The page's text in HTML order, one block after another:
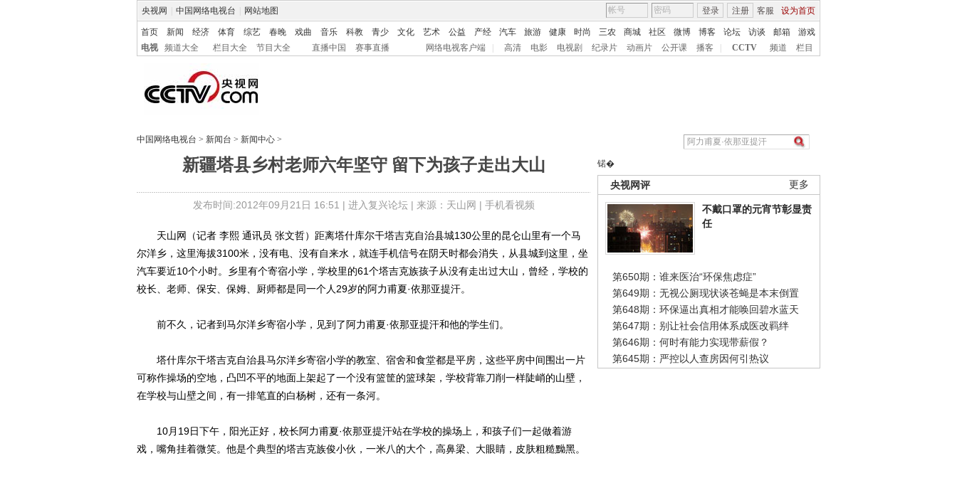
央视网 中国网络电视台 网站地图 客服 设为首页
登录 注册
首页 新闻 经济 体育 综艺 春晚 戏曲 音乐 科教 青少 文化 艺术 公益 产经 汽车 旅游 健康 时尚 三农 商城 社区 微博 博客 论坛 访谈 邮箱
游戏
电视
频道大全 栏目大全 节目大全 直播中国 赛事直播 网络电视客户端 高清 电影 电视剧 纪录片 动画片 公开课 播客 CCTV 频道 栏目
中国网络电视台 > 新闻台 > 新闻中心 >
新疆塔县乡村老师六年坚守 留下为孩子走出大山
发布时间:2012年09月21日 16:51 | 进入复兴论坛| 来源：天山网 | 手机看视频
锘�
更多
央视网评
不戴口罩的元宵节彰显责
任
第650期：谁来医治“环保焦虑症”
第649期：无视公厕现状谈苍蝇是本末倒置
第648期：环保逼出真相才能唤回碧水蓝天
第647期：别让社会信用体系成医改羁绊
第646期：何时有能力实现带薪假？
第645期：严控以人查房因何引热议
天山网（记者 李熙 通讯员 张文哲）距离塔什库尔干塔吉克自治县城130公里的昆仑山里有一个马
尔洋乡，这里海拔3100米，没有电、没有自来水，就连手机信号在阴天时都会消失，从县城到这里，坐
汽车要近10个小时。乡里有个寄宿小学，学校里的61个塔吉克族孩子从没有走出过大山，曾经，学校的
校长、老师、保安、保姆、厨师都是同一个人29岁的阿力甫夏·依那亚提汗。
前不久，记者到马尔洋乡寄宿小学，见到了阿力甫夏·依那亚提汗和他的学生们。
塔什库尔干塔吉克自治县马尔洋乡寄宿小学的教室、宿舍和食堂都是平房，这些平房中间围出一片
可称作操场的空地，凸凹不平的地面上架起了一个没有篮筐的篮球架，学校背靠刀削一样陡峭的山壁，
在学校与山壁之间，有一排笔直的白杨树，还有一条河。
10月19日下午，阳光正好，校长阿力甫夏·依那亚提汗站在学校的操场上，和孩子们一起做着游
戏，嘴角挂着微笑。他是个典型的塔吉克族俊小伙，一米八的大个，高鼻梁、大眼睛，皮肤粗糙黝黑。